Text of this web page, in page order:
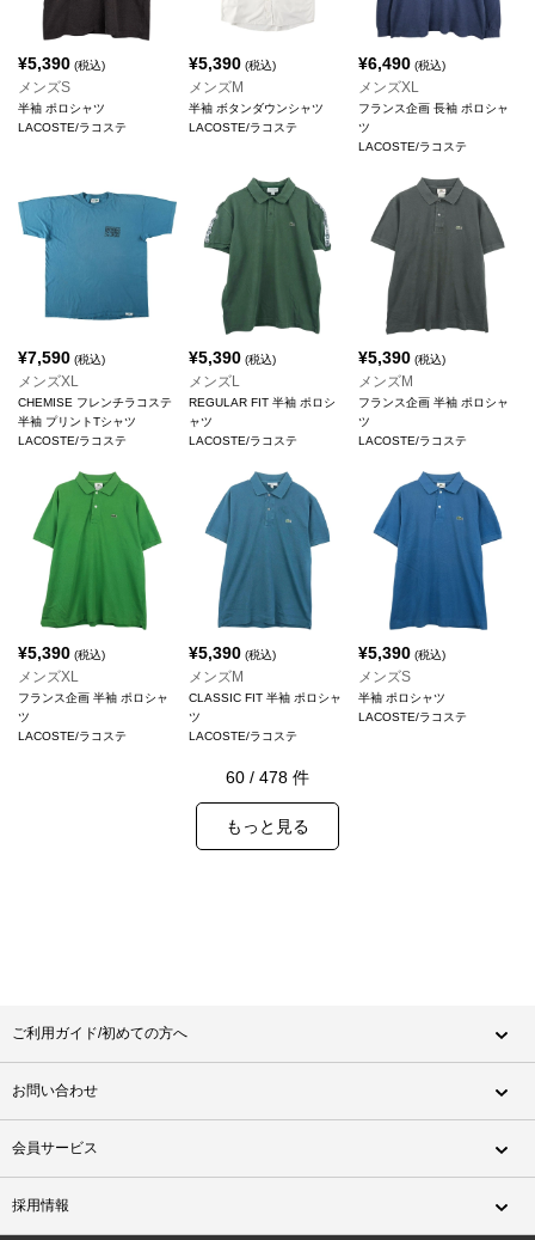
¥5,390 (税込)
メンズS
半袖 ポロシャツ
LACOSTE/ラコステ
¥5,390(税込)
メンズM
半袖 ボタンダウンシャツ
LACOSTE/ラコステ
¥6,490 (税込)
メンズXL
フランス企画 長袖 ポロシャ
ツ
LACOSTE/ラコステ
¥7,590 (税込)
メンズXL
CHEMISE フレンチラコステ
半袖 プリントTシャツ
LACOSTE/ラコステ
¥5,390(税込)
メンズL
REGULAR FIT 半袖 ポロシ
ャツ
LACOSTE/ラコステ
¥5,390 (税込)
メンズM
フランス企画 半袖 ポロシャ
ツ
LACOSTE/ラコステ
¥5,390 (税込)
メンズXL
フランス企画 半袖 ポロシャ
ツ
LACOSTE/ラコステ
¥5,390(税込)
メンズM
CLASSIC FIT 半袖 ポロシャ
ツ
LACOSTE/ラコステ
¥5,390 (税込)
メンズS
半袖 ポロシャツ
LACOSTE/ラコステ
60 / 478 件
もっと見る
ご利用ガイド/初めての方へ
お問い合わせ
会員サービス
採用情報